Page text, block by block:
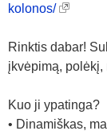
kolonos/
Rinktis dabar!
įkvėpimą, polėkį,
Kuo ji ypatinga?
• Dinamiškas,